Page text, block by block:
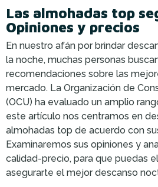
Las almohadas top
Opiniones y precios
En nuestro afán por brindar
la noche, muchas personas
recomendaciones sobre las
mercado. La Organización de
(OCU) ha evaluado un amplio
este artículo nos centramos en
almohadas top de acuerdo con
Examinaremos sus opiniones y
calidad-precio, para que puedas
asegurarte el mejor descanso